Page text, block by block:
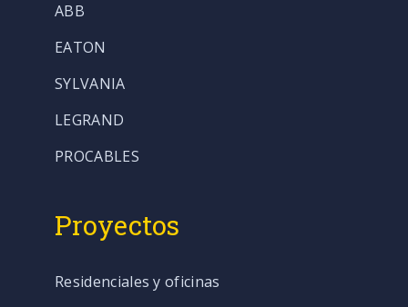
ABB
EATON
SYLVANIA
LEGRAND
PROCABLES
Proyectos
Residenciales y oficinas